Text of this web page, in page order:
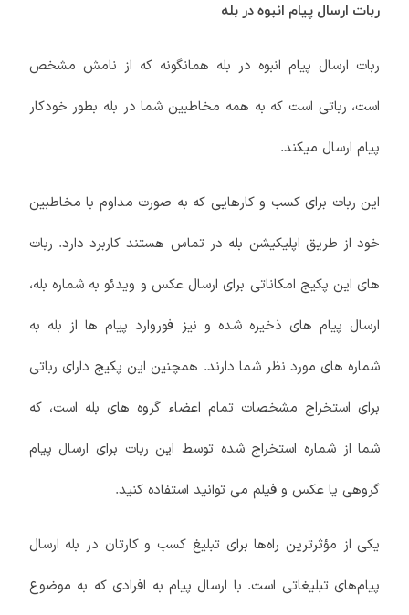
ربات ارسال پیام انبوه در بله
ربات ارسال پیام انبوه در بله همانگونه که از نامش مشخص
است، رباتی است که به همه مخاطبین شما در بله بطور خودکار
پیام ارسال میکند.
این ربات برای کسب و کارهایی که به صورت مداوم با مخاطبین
خود از طریق اپلیکیشن بله در تماس هستند کاربرد دارد. ربات
های این پکیج امکاناتی برای ارسال عکس و ویدئو به شماره بله،
ارسال پیام های ذخیره شده و نیز فوروارد پیام ها از بله به
شماره های مورد نظر شما دارند. همچنین این پکیج دارای رباتی
برای استخراج مشخصات تمام اعضاء گروه های بله است، که
شما از شماره استخراج شده توسط این ربات برای ارسال پیام
گروهی یا عکس و فیلم می توانید استفاده کنید.
یکی از مؤثرترین راه‌ها برای تبلیغ کسب و کارتان در بله ارسال
پیام‌های تبلیغاتی است. با ارسال پیام به افرادی که به موضوع